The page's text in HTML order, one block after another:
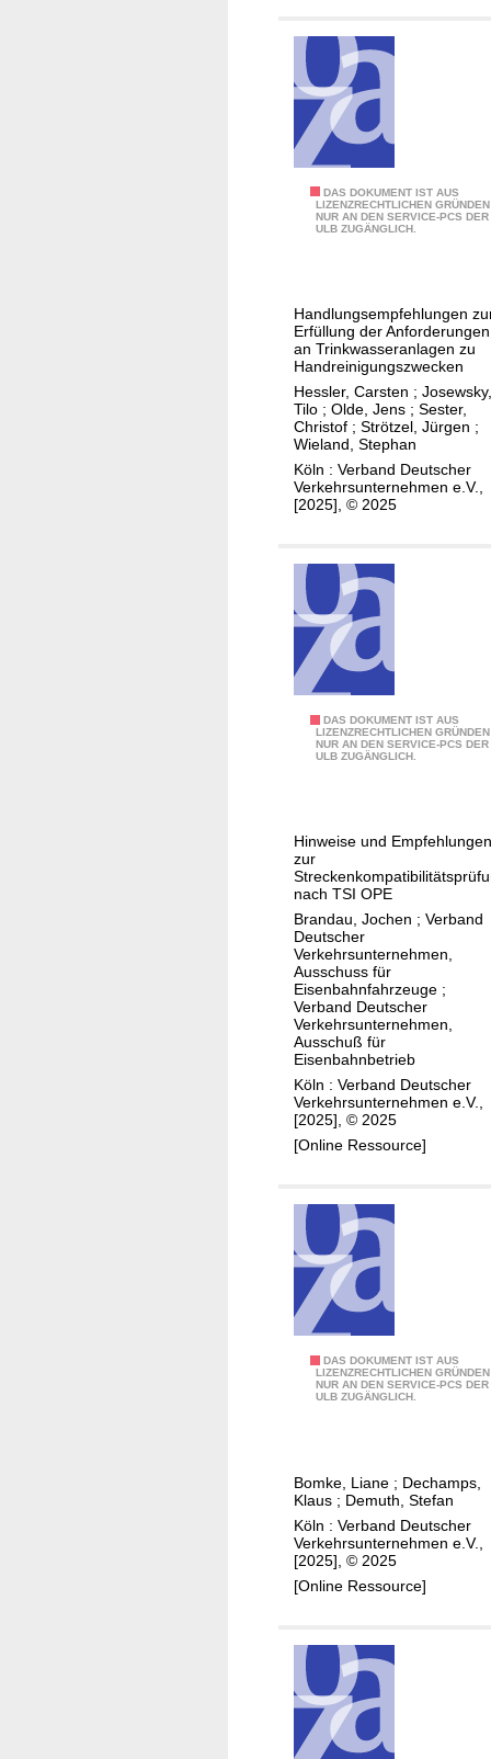
E
V
U
e
s
R
W
)
s
t
z
b
u
n
t
e
r
n
e
n
m
m
u
s
l
i
n
i
e
n
v
e
r
k
e
h
s
e
l
e
n
DAS DOKUMENT IST AUS
LIZENZRECHTLICHEN GRÜNDEN
NUR AN DEN SERVICE-PCS DER
ULB ZUGÄNGLICH.
i
n
i
e
z
u
r
U
z
u
n
g
i
n
k
w
a
s
s
e
r
v
e
r
o
d
u
g
i
m
i
c
h
d
e
c
h
Handlungsempfehlungen
Erfüllung der Anforderungen
an Trinkwasseranlagen zu
Handreinigungszwecken
Hessler, Carsten ; Josewsky,
Tilo ; Olde, Jens ; Sester,
Christof ; Strötzel, Jürgen ;
Wieland, Stephan
Köln : Verband Deutscher
Verkehrsunternehmen e.V.,
[2025], © 2025
DAS DOKUMENT IST AUS
LIZENZRECHTLICHEN GRÜNDEN
NUR AN DEN SERVICE-PCS DER
ULB ZUGÄNGLICH.
k
e
n
k
o
m
p
a
t
i
b
i
l
t
t
p
r
Hinweise und Empfehlungen
zur
nach TSI OPE
Brandau, Jochen ; Verband
Deutscher
Verkehrsunternehmen,
Ausschuss für
Eisenbahnfahrzeuge ;
Verband Deutscher
Verkehrsunternehmen,
Ausschuß für
Eisenbahnbetrieb
Köln : Verband Deutscher
Verkehrsunternehmen e.V.,
[2025], © 2025
[Online Ressource]
DAS DOKUMENT IST AUS
LIZENZRECHTLICHEN GRÜNDEN
NUR AN DEN SERVICE-PCS DER
ULB ZUGÄNGLICH.
f
t
V
e
r
u
d
a
Bomke, Liane ; Dechamps,
Klaus ; Demuth, Stefan
Köln : Verband Deutscher
Verkehrsunternehmen e.V.,
[2025], © 2025
[Online Ressource]